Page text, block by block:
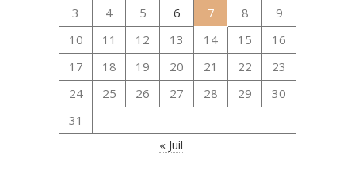
3 4 5 6 7 8
9
10
11 12 13 14 15
16
17
18 19 20 21 22
23
24
25 26 27 28 29
30
31
« Juil